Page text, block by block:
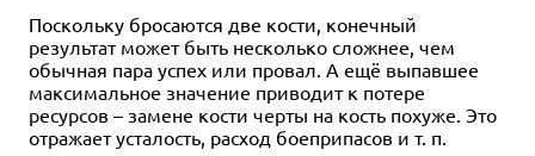
Поскольку бросаются две кости, конечный
результат может быть несколько сложнее, чем
обычная пара успех или провал. А ещё выпавшее
максимальное значение приводит к потере
ресурсов – замене кости черты на кость похуже. Это
отражает усталость, расход боеприпасов и т. п.